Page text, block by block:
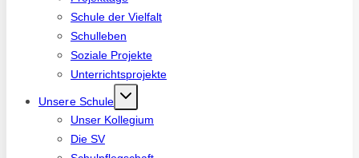
Schule der Vielfalt
Schulleben
Soziale Projekte
Unterrichtsprojekte
Unsere Schule
Unser Kollegium
Die SV